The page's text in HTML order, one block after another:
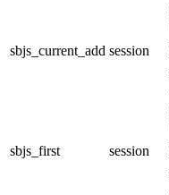
sbjs_current_add session
sbjs_first session